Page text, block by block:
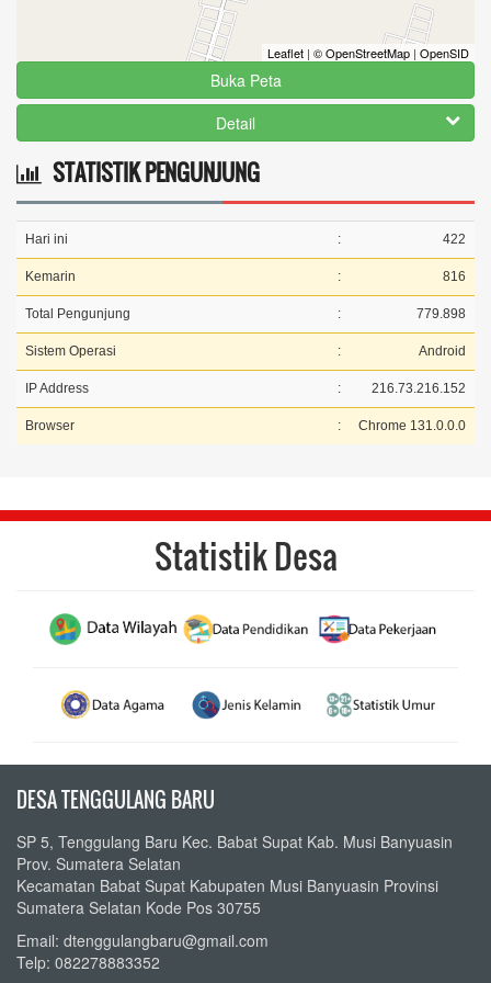
kenapa setelah ditemukan kembali kartu kks saya
Leaflet | © OpenStreetMap | OpenSID
Buka Peta
Detail
STATISTIK PENGUNJUNG
Hari ini : 422
Kemarin : 816
Total Pengunjung : 779.898
Sistem Operasi : Android
IP Address : 216.73.216.152
Browser : Chrome 131.0.0.0
Statistik Desa
DESA TENGGULANG BARU
SP 5, Tenggulang Baru Kec. Babat Supat Kab. Musi Banyuasin
Prov. Sumatera Selatan
Kecamatan Babat Supat Kabupaten Musi Banyuasin Provinsi
Sumatera Selatan Kode Pos 30755
Email: dtenggulangbaru@gmail.com
Telp: 082278883352